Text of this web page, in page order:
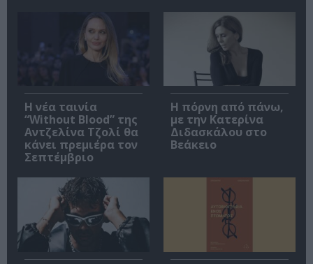
Η νέα ταινία
“Without Blood” της
Αντζελίνα Τζολί θα
κάνει πρεμιέρα τον
Σεπτέμβριο
Η πόρνη από πάνω,
με την Κατερίνα
Διδασκάλου στο
Βεάκειο